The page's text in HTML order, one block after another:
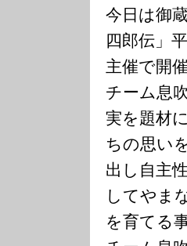
今日は御
四郎伝」
主催で開
チーム息
実を題材
ちの思い
出し自主
してやま
を育てる